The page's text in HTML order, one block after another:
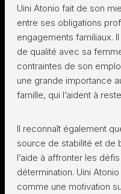
Uini Atonio fait de son
entre ses obligations
engagements familiaux.
de qualité avec sa
contraintes de son
une grande importance
famille, qui l’aident à
Il reconnaît également
source de stabilité et de
l’aide à affronter les
détermination. Uini
comme une motivation